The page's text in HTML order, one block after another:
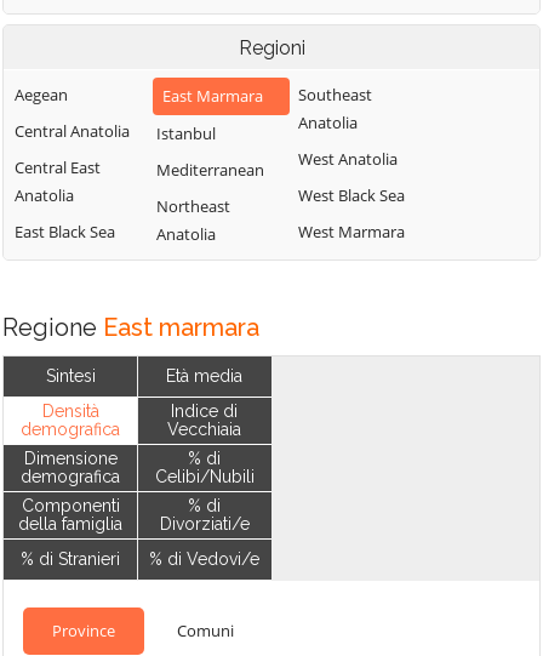
Regioni
Aegean
Central Anatolia
Central East
Anatolia
East Black Sea
East Marmara
Istanbul
Mediterranean
Northeast
Anatolia
Southeast
Anatolia
West Anatolia
West Black Sea
West Marmara
Regione East marmara
Sintesi
Densità
demografica
Dimensione
demografica
Componenti
della famiglia
% di Stranieri
Età media
Indice di
Vecchiaia
% di
Celibi/Nubili
% di
Divorziati/e
% di Vedovi/e
Province Comuni